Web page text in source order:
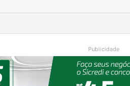
Alegre
Publicidade